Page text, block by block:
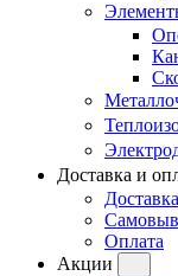
Доставка и
Доставка
Оплата
Акции